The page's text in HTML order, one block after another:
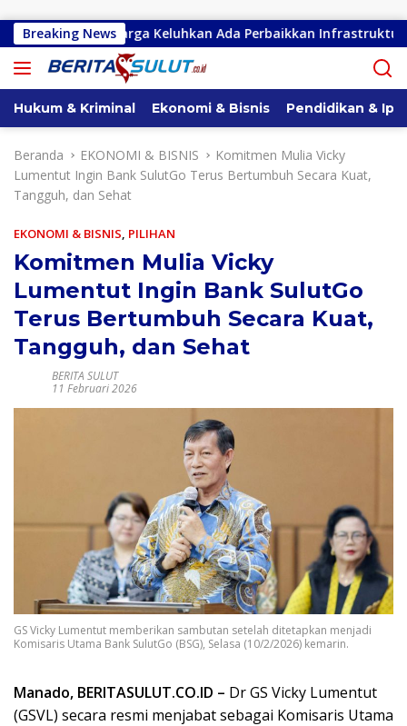
Breaking News
Warga Keluhkan Ada Perbaikkan Infrastruktur Jalan
Hukum & Kriminal Ekonomi & Bisnis Pendidikan &
Beranda EKONOMI & BISNIS
Komitmen Mulia Vicky
Lumentut Ingin Bank SulutGo Terus Bertumbuh Secara Kuat,
Tangguh, dan Sehat
EKONOMI & BISNIS, PILIHAN
Komitmen Mulia Vicky
Lumentut Ingin Bank SulutGo
Terus Bertumbuh Secara Kuat,
Tangguh, dan Sehat
BERITA SULUT
11 Februari 2026
GS Vicky Lumentut memberikan sambutan setelah ditetapkan menjadi
Komisaris Utama Bank SulutGo (BSG), Selasa (10/2/2026) kemarin.
Manado, BERITASULUT.CO.ID – Dr GS Vicky Lumentut
(GSVL) secara resmi menjabat sebagai Komisaris Utama